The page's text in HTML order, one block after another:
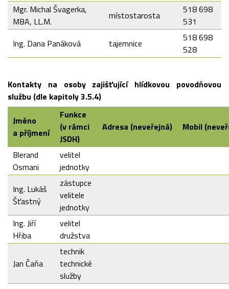
Mgr. Michal Švagerka,
MBA, LL.M.
místostarosta
518 698
531
Ing. Dana Panáková
tajemnice
518 698
528
Kontakty na osoby zajišťující hlídkovou povodňovou
službu (dle kapitoly 3.5.4)
Jméno
a příjmení
Funkce
(v rámci
JSDH)
Adresa (neveřejná) Mobil
Blerand
Osmani
velitel
jednotky
Ing. Lukáš
Šťastný
zástupce
velitele
jednotky
Ing. Jiří
Hřiba
velitel
družstva
Jan Čaňa
technik
technické
služby